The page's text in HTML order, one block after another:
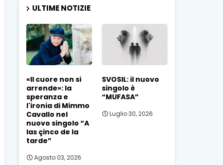
ULTIME NOTIZIE
«Il cuore non si
arrende»: la
speranza e
l'ironia di Mimmo
Cavallo nel
nuovo singolo “A
las çinco de la
tarde”
Agosto 03, 2026
SVOSIL: il nuovo
singolo è
“MUFASA”
Luglio 30, 2026